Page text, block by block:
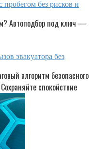
без рисков и
Автоподбор под ключ —
эвакуатора без
алгоритм безопасного
спокойствие